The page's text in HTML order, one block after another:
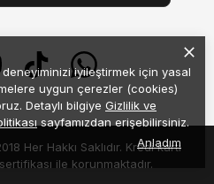
deneyiminizi iyileştirmek için yasal
uygun çerezler (cookies)
Detaylı bilgiye Gizlilik ve
sayfamızdan erişebilirsiniz.
Anladım
Her Hakkı Saklıdır. Kredi kartı
ile korunmaktadır.